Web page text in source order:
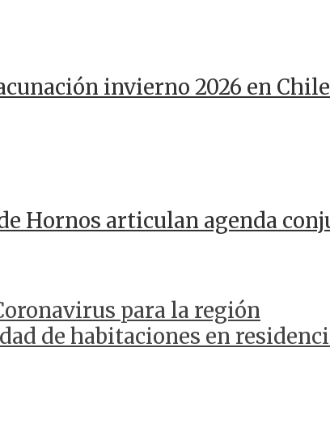
invierno 2026 en
Hornos articulan agenda
para la región
de habitaciones en